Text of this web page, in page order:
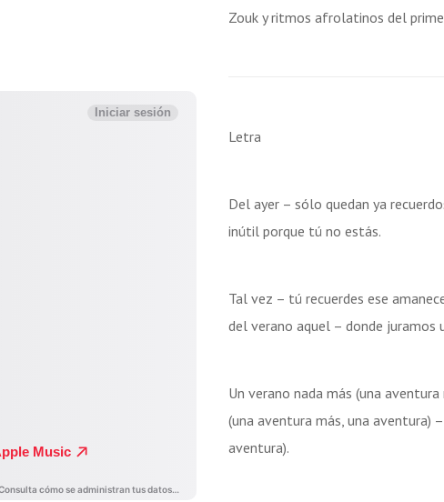
Zouk y ritmos afrolatinos del
Letra
Del ayer – sólo quedan ya
inútil porque tú no estás.
Tal vez – tú recuerdes ese
del verano aquel – donde juramos
Un verano nada más (una
(una aventura más, una aventura)
aventura).